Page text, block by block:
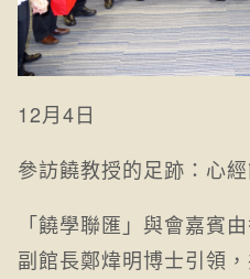
12月4日
參訪饒教授的足跡：心
「饒學聯匯」與會嘉賓
副館長鄭煒明博士引領